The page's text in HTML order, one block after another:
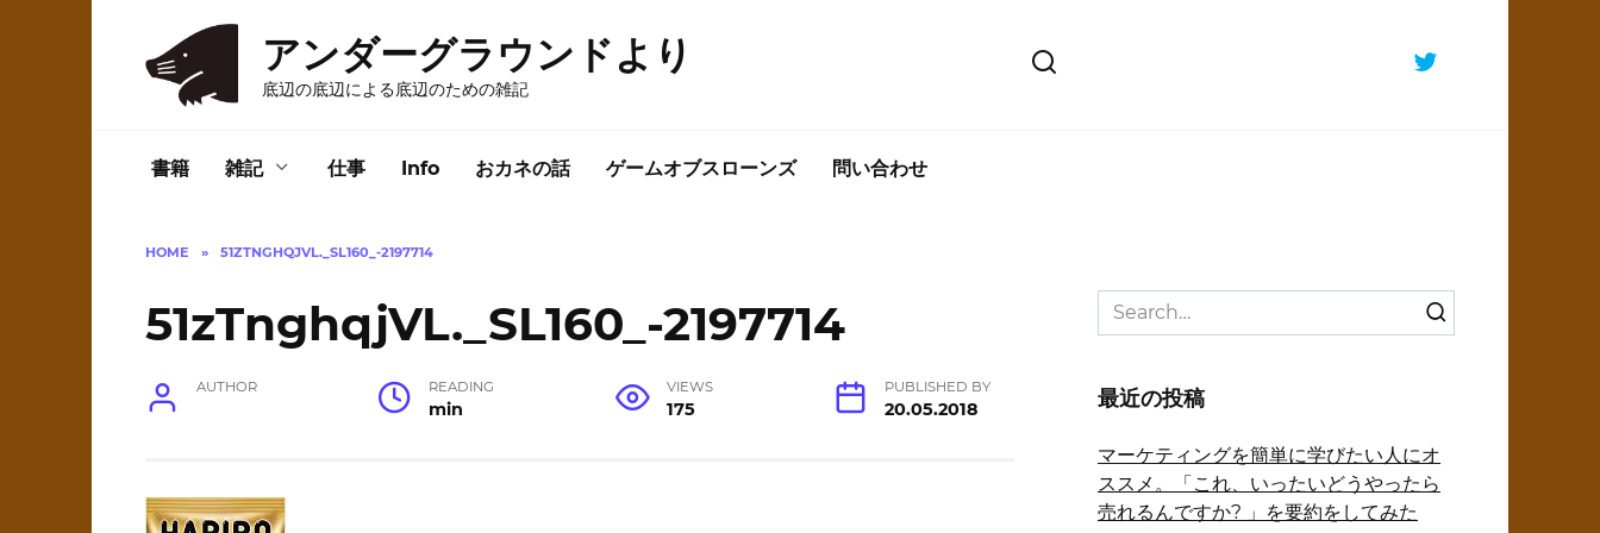
アンダーグラウンドより
底辺の底辺による底辺のための雑記
書籍 雑記 仕事 Info おカネの話 ゲームオブスローンズ 問い合わせ
HOME » 51ZTNGHQJVL._SL160_-2197714
51zTnghqjVL._SL160_-2197714
AUTHOR READING
min
VIEWS
175
PUBLISHED BY
20.05.2018
Search
for:
最近の投稿
マーケティングを簡単に学びたい人にオ
ススメ。「これ、いったいどうやったら
売れるんですか? 」を要約をしてみた